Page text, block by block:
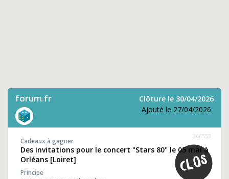
forum.fr
Clôture le 30/04/2026
Ajouté le 27/04/2026
366553
Cadeaux à gagner
Des invitations pour le concert "Stars 80" le 05 mai à
Orléans [Loiret]
Principe